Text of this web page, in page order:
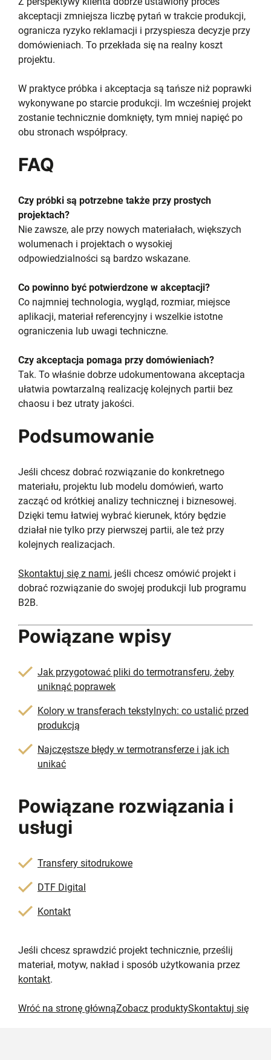
akceptacji zmniejsza liczbę pytań w trakcie produkcji,
ogranicza ryzyko reklamacji i przyspiesza decyzje przy
domówieniach. To przekłada się na realny koszt
projektu.
W praktyce próbka i akceptacja są tańsze niż poprawki
wykonywane po starcie produkcji. Im wcześniej projekt
zostanie technicznie domknięty, tym mniej napięć po
obu stronach współpracy.
FAQ
Czy próbki są potrzebne także przy prostych
projektach?
Nie zawsze, ale przy nowych materiałach, większych
wolumenach i projektach o wysokiej
odpowiedzialności są bardzo wskazane.
Co powinno być potwierdzone w akceptacji?
Co najmniej technologia, wygląd, rozmiar, miejsce
aplikacji, materiał referencyjny i wszelkie istotne
ograniczenia lub uwagi techniczne.
Czy akceptacja pomaga przy domówieniach?
Tak. To właśnie dobrze udokumentowana akceptacja
ułatwia powtarzalną realizację kolejnych partii bez
chaosu i bez utraty jakości.
Podsumowanie
Jeśli chcesz dobrać rozwiązanie do konkretnego
materiału, projektu lub modelu domówień, warto
zacząć od krótkiej analizy technicznej i biznesowej.
Dzięki temu łatwiej wybrać kierunek, który będzie
działał nie tylko przy pierwszej partii, ale też przy
kolejnych realizacjach.
Skontaktuj się z nami, jeśli chcesz omówić projekt i
dobrać rozwiązanie do swojej produkcji lub programu
B2B.
Powiązane wpisy
Jak przygotować pliki do termotransferu, żeby
uniknąć poprawek
Kolory w transferach tekstylnych: co ustalić przed
produkcją
Najczęstsze błędy w termotransferze i jak ich
unikać
Powiązane rozwiązania i
usługi
Transfery sitodrukowe
DTF Digital
Kontakt
Jeśli chcesz sprawdzić projekt technicznie, prześlij
materiał, motyw, nakład i sposób użytkowania przez
kontakt.
Wróć na stronę głównąZobacz produktySkontaktuj się